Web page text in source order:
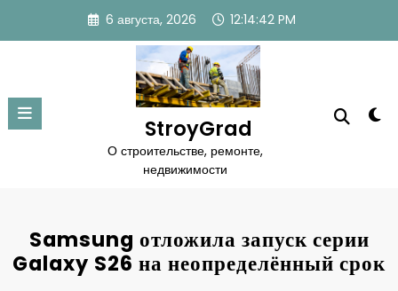
содержимому
6 августа, 2026 12:14:43 PM
StroyGrad
О строительстве, ремонте,
недвижимости
Samsung отложила запуск серии
Galaxy S26 на неопределённый срок